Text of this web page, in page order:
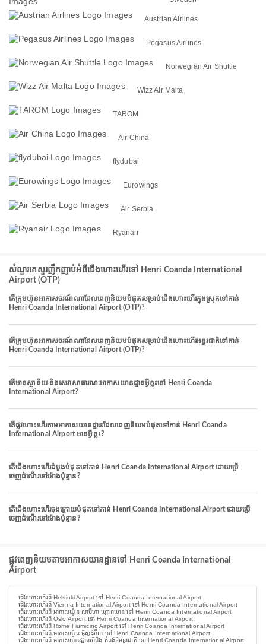
Austrian Airlines
Pegasus Airlines
Norwegian Air Shuttle
Wizz Air Malta
TAROM
Air China
flydubai
Eurowings
Air Serbia
Ryanair
សំណួរគេសួរញឹកញាប់អំពីជើងហោះហើរទៅ Henri Coanda International
Airport (OTP)
តើក្រុមហ៊ុនអាកាសចរណ៍ណាដែលពេញនិយមបំផុតសម្រាប់ជើងហោះហើរក្នុងស្រុកទៅកាន់
Henri Coanda International Airport (OTP)?
តើក្រុមហ៊ុនអាកាសចរណ៍ណាដែលពេញនិយមបំផុតសម្រាប់ជើងហោះហើរអន្តរជាតិទៅកាន់
Henri Coanda International Airport (OTP)?
តើមានស្ថានីយ និងសេវាសាធារណៈអាកាសយានដ្ឋានអ្វីខ្លះនៅ Henri Coanda
International Airport?
តើផ្លូវហោះហើរតាមអាកាសយានដ្ឋានដែលពេញនិយមបំផុតទៅកាន់ Henri Coanda
International Airport មានអ្វីខ្លះ?
តើជើងហោះហើរដំបូងបំផុតទៅកាន់ Henri Coanda International Airport ដោយប្រើ
ចេញដំណើរនៅម៉ោងប៉ុន្មាន?
តើជើងហោះហើរចុងក្រោយបំផុតទៅកាន់ Henri Coanda International Airport ដោយប្រើ
ចេញដំណើរនៅម៉ោងប៉ុន្មាន?
ផ្លូវពេញនិយមតាមអាកាសយានដ្ឋានទៅ Henri Coanda International
Airport
ជើងហោះហើរពី Helsinki Airport ទៅ Henri Coanda International Airport
ជើងហោះហើរពី Vienna International Airport ទៅ Henri Coanda International Airport
ជើងហោះហើរពី អាកាសយ៉ូន សាប៊ីហា ហ្គោកហេន ទៅ Henri Coanda International Airport
ជើងហោះហើរពី Oslo Airport ទៅ Henri Coanda International Airport
ជើងហោះហើរពី Rome Fiumicino Airport ទៅ Henri Coanda International Airport
ជើងហោះហើរពី អាកាសយ៉ូន អ៊ីស្តង់ប៊ឺល ទៅ Henri Coanda International Airport
ជើងហោះហើរពី អាកាសយានដ្ឋានបេីជីង កំពង់ទីអន្តរជាតិ ទៅ Henri Coanda International Airport